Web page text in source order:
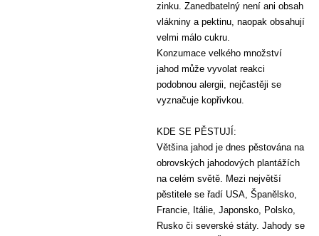
zinku. Zanedbatelný není ani obsah
vlákniny a pektinu, naopak obsahují
velmi málo cukru.
Konzumace velkého množství
jahod může vyvolat reakci
podobnou alergii, nejčastěji se
vyznačuje kopřivkou.
KDE SE PĚSTUJÍ:
Většina jahod je dnes pěstována na
obrovských jahodových plantážích
na celém světě. Mezi největší
pěstitele se řadí USA, Španělsko,
Francie, Itálie, Japonsko, Polsko,
Rusko či severské státy. Jahody se